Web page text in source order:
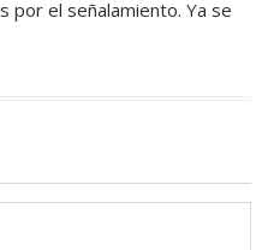
por el señalamiento. Ya se